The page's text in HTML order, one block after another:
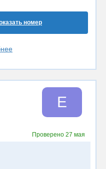
номер
E
Проверено 27 мая